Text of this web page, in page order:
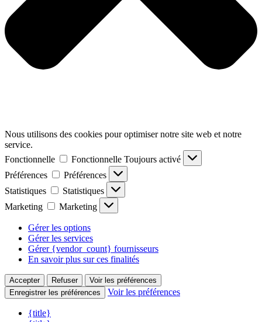
Nous utilisons des cookies pour optimiser notre site web et notre
service.
Fonctionnelle
Fonctionnelle Toujours activé
Préférences
Préférences
Statistiques
Statistiques
Marketing
Marketing
Gérer les options
Gérer les services
Gérer {vendor_count} fournisseurs
En savoir plus sur ces finalités
Accepter Refuser
Voir les préférences
Enregistrer les préférences
Voir les préférences
{title}